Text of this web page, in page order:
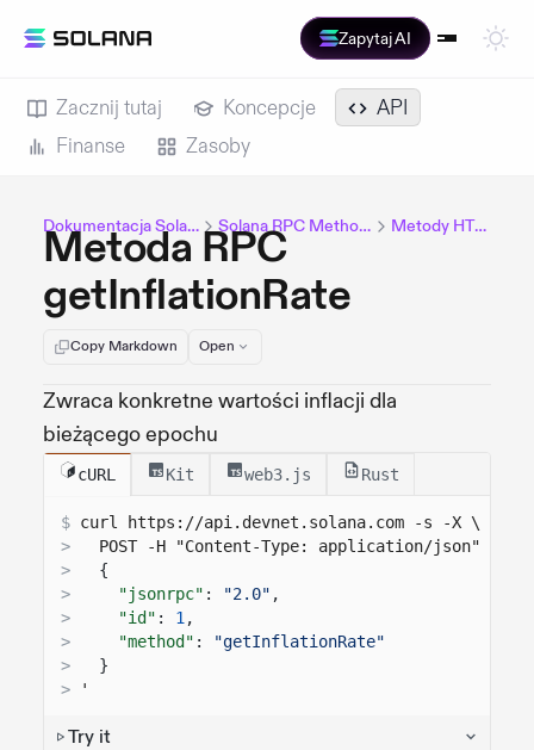
Zapytaj AI
Zacznij tutaj Koncepcje
API
Finanse
Zasoby
Dokumentacja Solana Solana RPC Methods Metody HTTP
Metoda RPC
getInflationRate
Copy Markdown Open
Zwraca konkretne wartości inflacji dla
bieżącego epochu
cURL Kit web3.js Rust
$ curl https://api.devnet.solana.com -s -X \
>
POST -H "Content-Type: application/json" -d
>
{
>
"jsonrpc" : "2.0" ,
>
"id" : 1 ,
>
"method" :
"getInflationRate"
>
}
>
'
Try it